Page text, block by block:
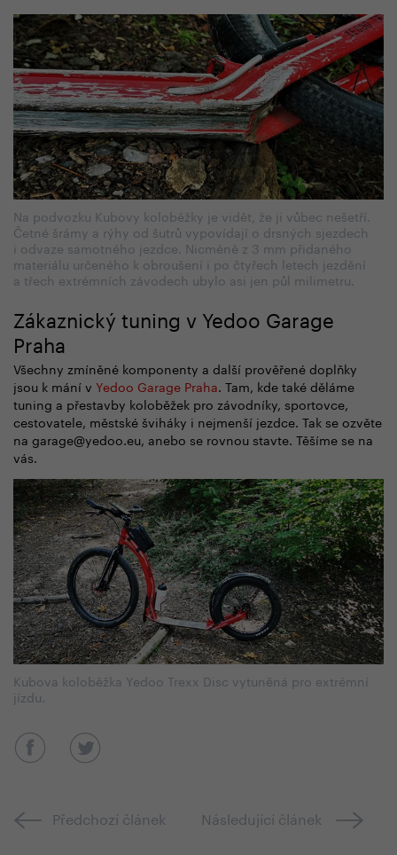
Na podvozku Kubovy koloběžky je vidět, že ji vůbec nešetří.
Četné šrámy a rýhy od šutrů vypovídají o drsných sjezdech
i odvaze samotného jezdce. Nicméně z 3 mm přidaného
materiálu určeného k obroušení i po čtyřech letech jezdění
a třech extrémních závodech ubylo asi jen půl milimetru.
Zákaznický tuning v Yedoo Garage
Praha
Všechny zmíněné komponenty a další prověřené doplňky
jsou k mání v Yedoo Garage Praha. Tam, kde také děláme
tuning a přestavby koloběžek pro závodníky, sportovce,
cestovatele, městské šviháky i nejmenší jezdce. Tak se ozvěte
na garage@yedoo.eu, anebo se rovnou stavte. Těšíme se na
vás.
Kubova koloběžka Yedoo Trexx Disc vytuněná pro extrémní
jízdu.
Předchozí článek Následující článek